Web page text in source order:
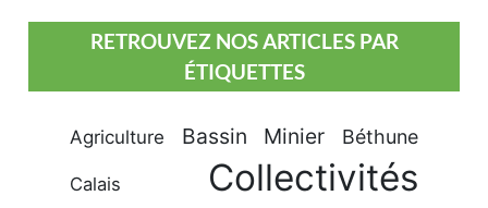
RETROUVEZ NOS ARTICLES PAR
ÉTIQUETTES
Agriculture Bassin Minier Béthune
Calais Collectivités